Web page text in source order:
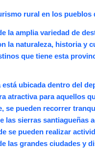
rural en los pueblos
la amplia variedad de
la naturaleza, historia y
que tiene esta
está ubicada dentro del
atractiva para aquellos
se pueden recorrer
las sierras santiagueñas
se pueden realizar
las grandes ciudades y